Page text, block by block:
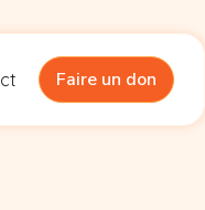
Faire un don